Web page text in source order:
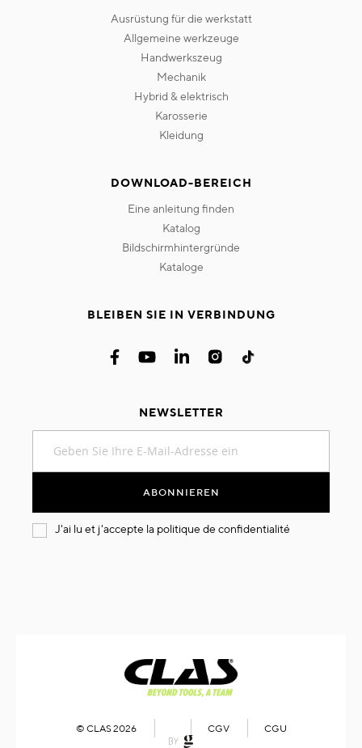
ausrüstung für die werkstatt
allgemeine werkzeuge
handwerkszeug
mechanik
hybrid & elektrisch
karosserie
kleidung
DOWNLOAD-BEREICH
eine anleitung finden
katalog
bildschirmhintergründe
kataloge
BLEIBEN SIE IN VERBINDUNG
NEWSLETTER
sich
an:
ABONNIEREN
J'ai lu et j'accepte la politique de confidentialité
© CLAS 2026 CGV CGU